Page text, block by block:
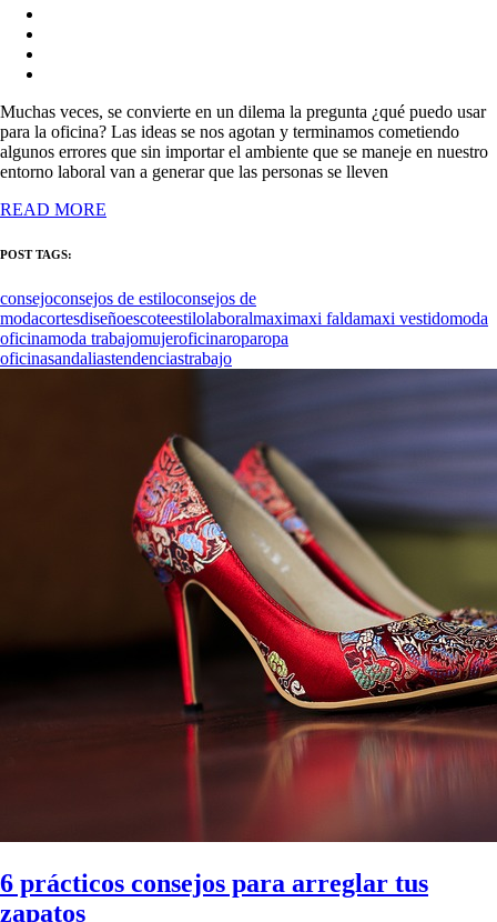
Muchas veces, se convierte en un dilema la pregunta ¿qué puedo usar
para la oficina? Las ideas se nos agotan y terminamos cometiendo
algunos errores que sin importar el ambiente que se maneje en nuestro
entorno laboral van a generar que las personas se lleven
READ MORE
POST TAGS:
consejoconsejos de estiloconsejos de
modacortesdiseñoescoteestilolaboralmaximaxi faldamaxi vestidomoda
oficinamoda trabajomujeroficinaroparopa
oficinasandaliastendenciastrabajo
6 prácticos consejos para arreglar tus
zapatos